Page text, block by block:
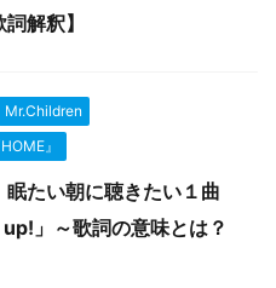
解釈】
Mr.Children
』
眠たい朝に聴きたい１曲
up!」～歌詞の意味とは？